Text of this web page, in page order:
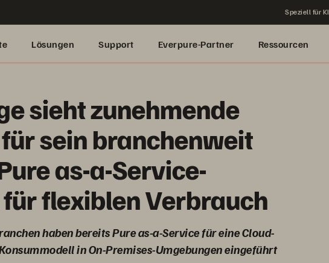
Speziell für KI
Lösungen Support Everpure-Partner Ressourcen
sieht zunehmende
sein branchenweit
as-a-Service-
flexiblen Verbrauch
haben bereits Pure as-a-Service für eine Cloud-
in On-Premises-Umgebungen eingeführt